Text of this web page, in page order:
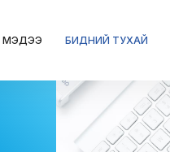
МЭДЭЭ БИДНИЙ ТУХАЙ